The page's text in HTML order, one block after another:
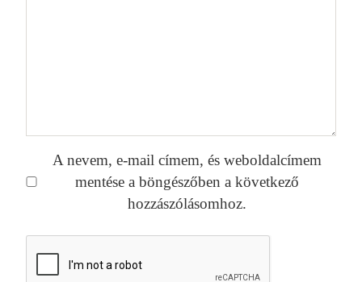
A nevem, e-mail címem, és weboldalcímem
mentése a böngészőben a következő
hozzászólásomhoz.